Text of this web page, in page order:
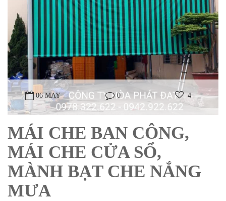
06 MAY 0 4
MÁI CHE BAN CÔNG,
MÁI CHE CỬA SỔ,
MÀNH BẠT CHE NẮNG
MƯA​